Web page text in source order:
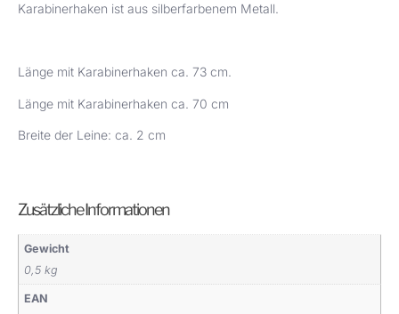
Karabinerhaken ist aus silberfarbenem Metall.
Länge mit Karabinerhaken ca. 73 cm.
Länge mit Karabinerhaken ca. 70 cm
Breite der Leine: ca. 2 cm
Zusätzliche Informationen
Gewicht
0,5 kg
EAN